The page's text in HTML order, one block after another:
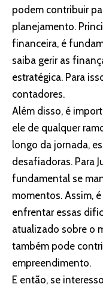
podem contribuir
planejamento.
financeira, é
saiba gerir as
estratégica. Para
contadores.
Além disso, é
ele de qualquer
longo da jornada,
desafiadoras. Para
fundamental se
momentos. Assim,
enfrentar essas
atualizado sobre o
também pode
empreendimento.
E então, se